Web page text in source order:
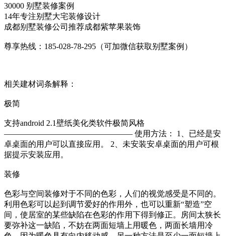
30000 别墅装修案例
14年专注别墅大宅装修设计
成都别墅装修公司推荐成都紫苹果装饰
尊享热线：185-028-78-295（可加微信获取别墅案例）
相关建材词条解释：
极简
支持android 2.1壁纸美化类软件极简风格
———————————————— 使用方法： 1、已经是安
卓桌面的用户可以直接应用。 2、未安装安卓桌面的用户可根
据提示安装应用。
装修
色彩与空间装修对于不同的色彩，人们的视觉感受是不同的。
利用色彩可以起到调节爱好的作用外，也可以重新“塑造”空
间，使居室的某些缺陷在色彩的作用下得到修正。房间太狭长
要弥补这一缺陷，不妨在两面短墙上用暖色，两面长墙用冷